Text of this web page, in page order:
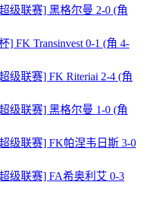
级联赛] 黑格尔曼 2-0 (角
] FK Transinvest 0-1 (角 4-
级联赛] FK Riteriai 2-4 (角
级联赛] 黑格尔曼 1-0 (角
级联赛] FK帕涅韦日斯 3-0
级联赛] FA希奥利艾 0-3